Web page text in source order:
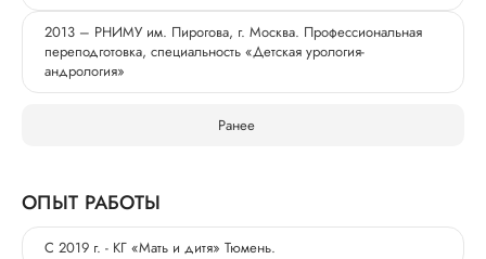
2013 – РНИМУ им. Пирогова, г. Москва. Профессиональная
переподготовка, специальность «Детская урология-
андрология»
Ранее
ОПЫТ РАБОТЫ
С 2019 г. - КГ «Мать и дитя» Тюмень.